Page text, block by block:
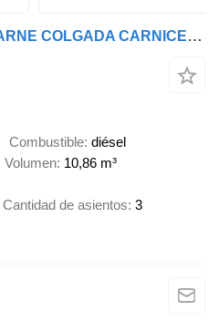
Fiat DUCATO 2.3 MAXI CARNE COLGADA CARNICERA
Combustible diésel
Volumen 10,86 m³
Cantidad de asientos 3